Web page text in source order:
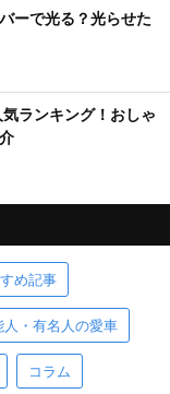
ーで光る？光らせた
気ランキング！おしゃ
め記事
人・有名人の愛車
コラム